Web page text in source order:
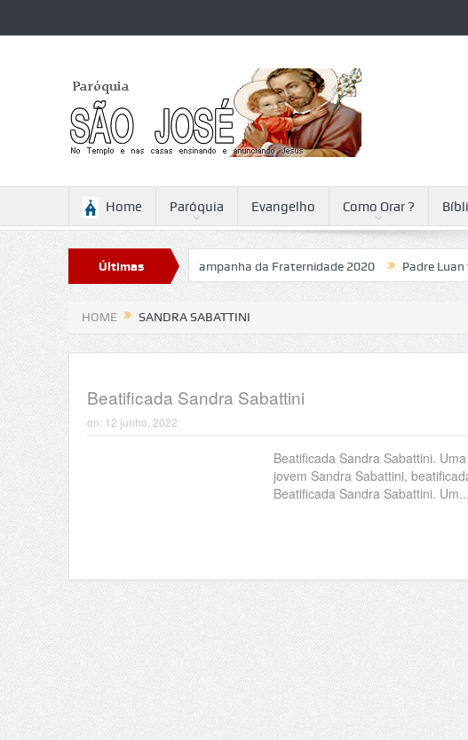
Home Paróquia Evangelho Como Orar ?
Últimas
Notícias
Senhor Reunião Campanha da Fraternidade 2020 Padre Luan toma
HOME SANDRA SABATTINI
Beatificada Sandra Sabattini
on: 12 junho, 2022
Beatificada Sandra Sabattini.
jovem Sandra Sabattini,
Beatificada Sandra Sabattini. Um...